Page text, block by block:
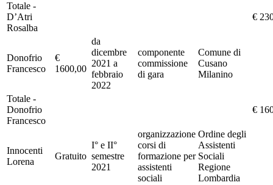
Totale -
D’Atri
Rosalba
€
Donofrio
Francesco
€
1600,00
da
dicembre
2021 a
febbraio
2022
componente
commissione
di gara
Comune di
Cusano
Milanino
Totale -
Donofrio
Francesco
€
Innocenti
Lorena
Gratuito
I° e II°
semestre
2021
organizzazione
corsi di
formazione per
assistenti
sociali
Ordine degli
Assistenti
Sociali
Regione
Lombardia